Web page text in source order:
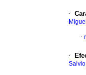
·
·
·